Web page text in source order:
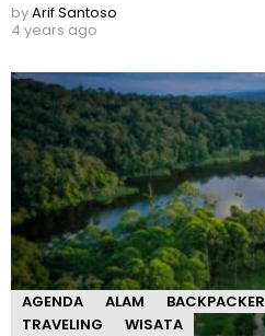
byArif Santoso
4 years ago
AGENDA ALAM BACKPACKER
TRAVELING
WISATA